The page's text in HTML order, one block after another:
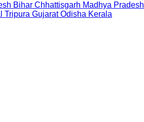
Bihar Chhattisgarh Madhya Pradesh
Tripura Gujarat Odisha Kerala